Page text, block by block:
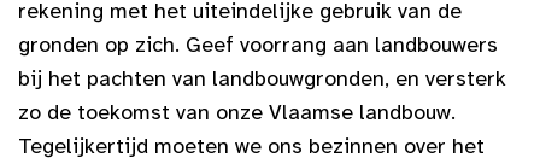
rekening met het uiteindelijke gebruik van de
gronden op zich. Geef voorrang aan landbouwers
bij het pachten van landbouwgronden, en versterk
zo de toekomst van onze Vlaamse landbouw.
Tegelijkertijd moeten we ons bezinnen over het